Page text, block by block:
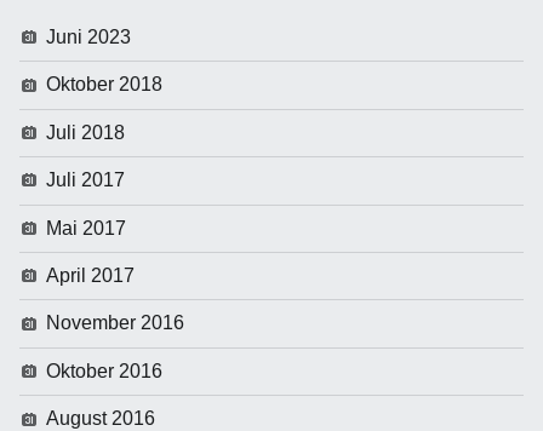
Juni 2023
Oktober 2018
Juli 2018
Juli 2017
Mai 2017
April 2017
November 2016
Oktober 2016
August 2016